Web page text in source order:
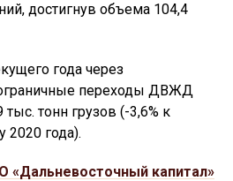
достигнув объема 104,4
года через
переходы ДВЖД
тонн грузов (-3,6% к
2020 года).
капитал»